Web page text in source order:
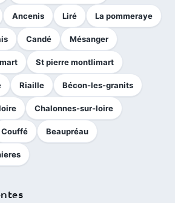
Ancenis Liré La pommeraye
Candé Mésanger
St pierre montlimart
Riaille Bécon-les-granits
Chalonnes-sur-loire
Couffé Beaupréau